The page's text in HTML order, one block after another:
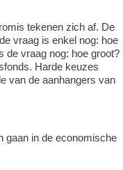
tekenen zich af. De
vraag is enkel nog: hoe
de vraag nog: hoe groot?
Harde keuzes
van de aanhangers van
gaan in de economische